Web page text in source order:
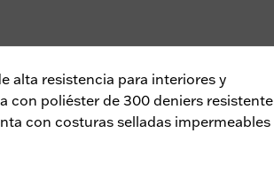
alta resistencia para interiores y
con poliéster de 300 deniers resistente
con costuras selladas impermeables